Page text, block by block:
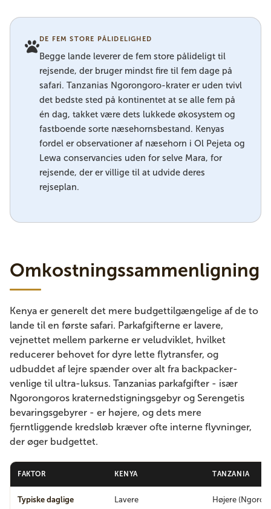
DE FEM STORE PÅLIDELIGHED
Begge lande leverer de fem store pålideligt til
rejsende, der bruger mindst fire til fem dage på
safari. Tanzanias Ngorongoro-krater er uden tvivl
det bedste sted på kontinentet at se alle fem på
én dag, takket være dets lukkede økosystem og
fastboende sorte næsehornsbestand. Kenyas
fordel er observationer af næsehorn i Ol Pejeta og
Lewa conservancies uden for selve Mara, for
rejsende, der er villige til at udvide deres
rejseplan.
Omkostningssammenligning
Kenya er generelt det mere budgettilgængelige af de to
lande til en første safari. Parkafgifterne er lavere,
vejnettet mellem parkerne er veludviklet, hvilket
reducerer behovet for dyre lette flytransfer, og
udbuddet af lejre spænder over alt fra backpacker-
venlige til ultra-luksus. Tanzanias parkafgifter - især
Ngorongoros kraternedstigningsgebyr og Serengetis
bevaringsgebyrer - er højere, og dets mere
fjerntliggende kredsløb kræver ofte interne flyvninger,
der øger budgettet.
FAKTOR KENYA TANZANIA
Typiske daglige
Lavere
Højere